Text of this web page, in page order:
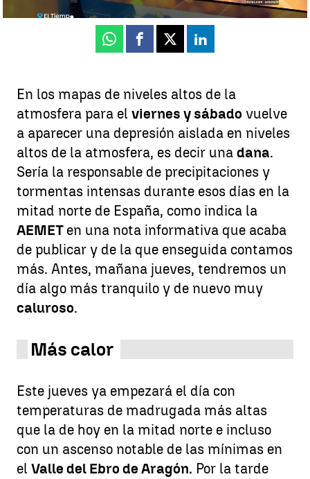
Publicado:09 de julio de 2025, 19:47
Whatsapp
Facebook
X Linkedin
En los mapas de niveles altos de la
atmosfera para el viernes y sábado vuelve
a aparecer una depresión aislada en niveles
altos de la atmosfera, es decir una dana.
Sería la responsable de precipitaciones y
tormentas intensas durante esos días en la
mitad norte de España, como indica la
AEMET en una nota informativa que acaba
de publicar y de la que enseguida contamos
más. Antes, mañana jueves, tendremos un
día algo más tranquilo y de nuevo muy
caluroso.
Más calor
Este jueves ya empezará el día con
temperaturas de madrugada más altas
que la de hoy en la mitad norte e incluso
con un ascenso notable de las mínimas en
el Valle del Ebro de Aragón. Por la tarde